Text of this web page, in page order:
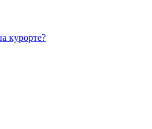
курорте?